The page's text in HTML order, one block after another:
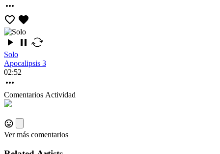
Solo
Apocalipsis 3
02:52
Comentarios Actividad
Ver más comentarios